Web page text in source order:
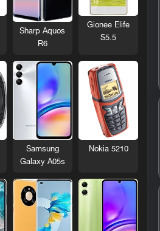
Gionee Elife
S5.5
Sharp Aquos
R6
Nokia 5210
Samsung
Galaxy A05s